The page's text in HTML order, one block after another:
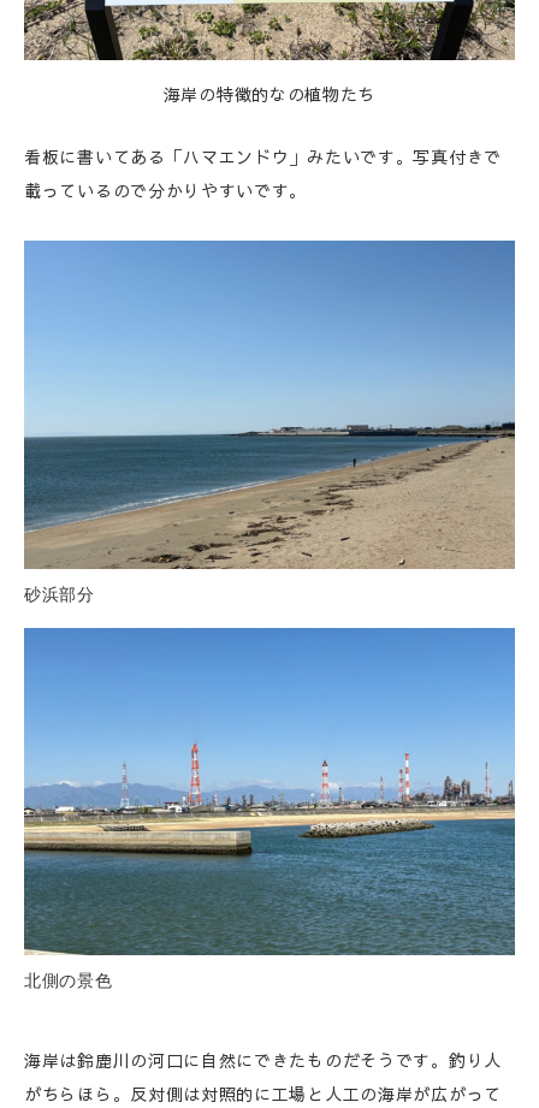
海岸の特徴的なの植物たち
看板に書いてある「ハマエンドウ」みたいです。写真付きで
載っているので分かりやすいです。
砂浜部分
北側の景色
海岸は鈴鹿川の河口に自然にできたものだそうです。釣り人
がちらほら。反対側は対照的に工場と人工の海岸が広がって